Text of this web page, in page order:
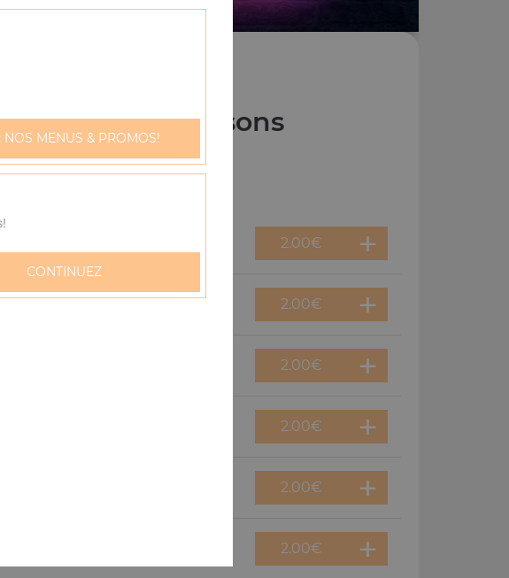
Nos Boissons
2.00€
2.00€
2.00€
2.00€
2.00€
2.00€
NOS MENUS & PROMOS!
CONTINUEZ